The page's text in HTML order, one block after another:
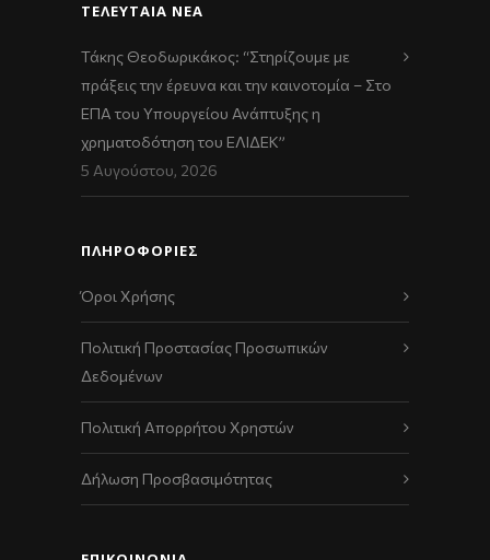
ΤΕΛΕΥΤΑΊΑ ΝΈΑ
Τάκης Θεοδωρικάκος: “Στηρίζουμε με
πράξεις την έρευνα και την καινοτομία – Στο
ΕΠΑ του Υπουργείου Ανάπτυξης η
χρηματοδότηση του ΕΛΙΔΕΚ”
5 Αυγούστου, 2026
ΠΛΗΡΟΦΟΡΙΕΣ
Όροι Χρήσης
Πολιτική Προστασίας Προσωπικών
Δεδομένων
Πολιτική Απορρήτου Χρηστών
Δήλωση Προσβασιμότητας